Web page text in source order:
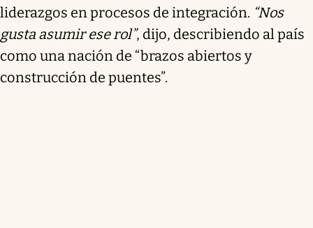
liderazgos en procesos de integración. “Nos
gusta asumir ese rol”, dijo, describiendo al país
como una nación de “brazos abiertos y
construcción de puentes”.